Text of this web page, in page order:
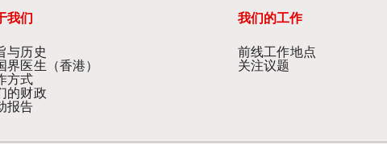
我们
与历史
界医生（香港）
方式
的财政
报告
我们的工作
前线工作地点
关注议题